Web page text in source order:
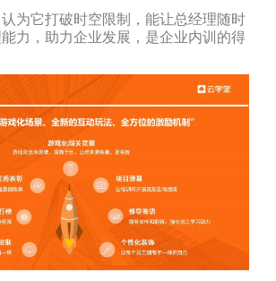
为它打破时空限制，能让总经理随时
力，助力企业发展，是企业内训的得